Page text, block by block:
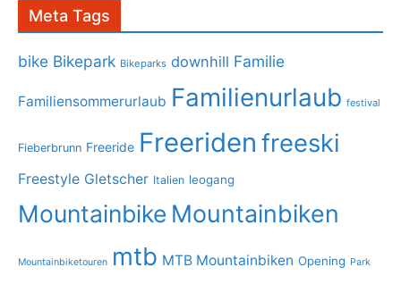
Meta Tags
bike Bikepark Bikeparks downhill Familie
Familiensommerurlaub Familienurlaub festival
Fieberbrunn Freeride Freeriden freeski
Freestyle Gletscher Italien leogang
Mountainbike Mountainbiken
Mountainbiketouren mtb MTB Mountainbiken Opening Park